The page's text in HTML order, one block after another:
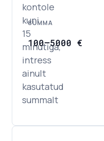
kontole
kuni
15
minutiga,
intress
ainult
kasutatud
summalt
SUMMA
100–5000 €